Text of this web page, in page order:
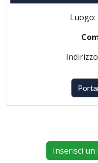
Luogo:
Inserisci un